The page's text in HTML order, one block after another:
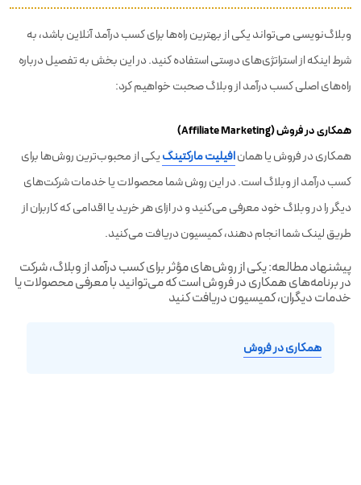
وبلاگ‌نویسی می‌تواند یکی از بهترین راه‌ها برای کسب درآمد آنلاین باشد، به
شرط اینکه از استراتژی‌های درستی استفاده کنید. در این بخش به تفصیل درباره
راه‌های اصلی کسب درآمد از وبلاگ صحبت خواهیم کرد:
همکاری در فروش (Affiliate Marketing)
همکاری در فروش یا همانافیلیت مارکتینگیکی از محبوب‌ترین روش‌ها برای
کسب درآمد از وبلاگ است. در این روش شما محصولات یا خدمات شرکت‌های
دیگر را در وبلاگ خود معرفی می‌کنید و در ازای هر خرید یا اقدامی که کاربران از
طریق لینک شما انجام دهند، کمیسیون دریافت می‌کنید.
پیشنهاد مطالعه: یکی از روش‌های مؤثر برای کسب درآمد از وبلاگ، شرکت
در برنامه‌های همکاری در فروش است که می‌توانید با معرفی محصولات یا
خدمات دیگران، کمیسیون دریافت کنید
همکاری در فروش